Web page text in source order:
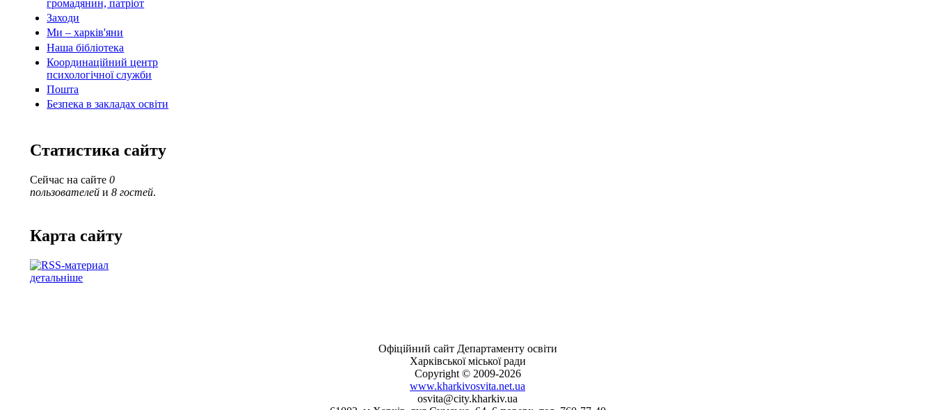
громадянин, патріот
Заходи
Ми – харків'яни
Наша бібліотека
Координаційний центр
психологічної служби
Пошта
Безпека в закладах освіти
Статистика сайту
Сейчас на сайте0
пользователей и8 гостей.
Карта сайту
детальніше
Офіційний сайт Департаменту освіти
Харківської міської ради
Copyright © 2009-2026
www.kharkivosvita.net.ua
osvita@city.kharkiv.ua